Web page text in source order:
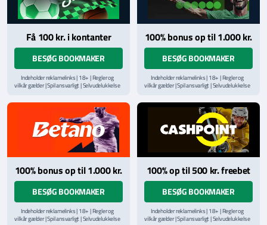
Få 100 kr. i kontanter
BESØG BOOKMAKER
Indeholder reklamelinks | 18+ | Regler og
vilkår gælder | Spil ansvarligt | Selvudelukkelse
hjælpelinje påStopSpillet.dk
her
100% bonus op til 1.000 kr.
BESØG BOOKMAKER
Indeholder reklamelinks | 18+ | Regler og
vilkår gælder | Spil ansvarligt | Selvudelukkelse
hjælpelinje påStopSpillet.dk
Læs vilkår og betingelserher
100% bonus op til 1.000 kr.
BESØG BOOKMAKER
Indeholder reklamelinks | 18+ | Regler og
vilkår gælder | Spil ansvarligt | Selvudelukkelse
100% op til 500 kr. freebet
BESØG BOOKMAKER
Indeholder reklamelinks | 18+ | Regler og
vilkår gælder | Spil ansvarligt | Selvudelukkelse